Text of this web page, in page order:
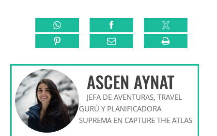
ASCEN AYNAT
JEFA DE AVENTURAS, TRAVEL
GURÚ Y PLANIFICADORA
SUPREMA EN CAPTURE THE ATLAS